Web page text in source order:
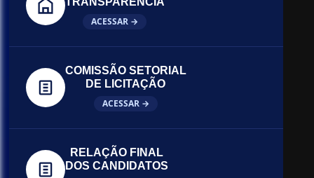
ACESSAR →
COMISSÃO SETORIAL
DE LICITAÇÃO
ACESSAR →
RELAÇÃO FINAL
DOS CANDIDATOS